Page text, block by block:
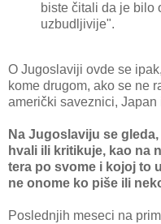
biste čitali da je bilo
uzbudljivije".
O Jugoslaviji ovde se
kome drugom, ako se ne
američki saveznici,
Na Jugoslaviju se
hvali ili kritikuje, kao na
tera po svome i kojoj to
ne onome ko piše ili
Poslednjih meseci na